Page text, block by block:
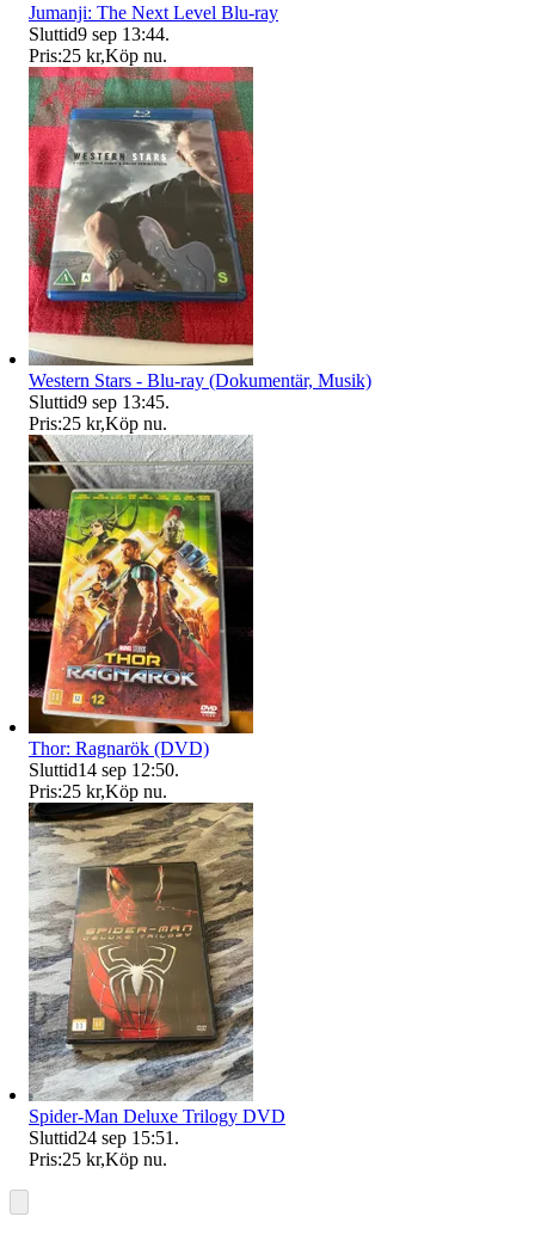
Jumanji: The Next Level Blu-ray
Sluttid9 sep 13:44.
Pris:25 kr,Köp nu.
Western Stars - Blu-ray (Dokumentär, Musik)
Sluttid9 sep 13:45.
Pris:25 kr,Köp nu.
Thor: Ragnarök (DVD)
Sluttid14 sep 12:50.
Pris:25 kr,Köp nu.
Spider-Man Deluxe Trilogy DVD
Sluttid24 sep 15:51 .
Pris:25 kr,Köp nu.